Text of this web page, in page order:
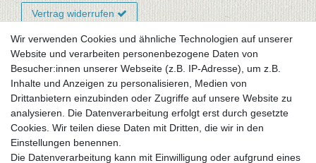
Vertrag widerrufen
Newsletter-Anmeldung
FAQ / Fragen
Mein Warenkorb
Mein Merkzettel
Mein Konto
UNSER LADENGESCHÄFT
Wir verwenden Cookies und ähnliche Technologien auf unserer
Website und verarbeiten personenbezogene Daten von
Besucher:innen unserer Webseite (z.B. IP-Adresse), um z.B.
Inhalte und Anzeigen zu personalisieren, Medien von
Drittanbietern einzubinden oder Zugriffe auf unsere Website zu
analysieren. Die Datenverarbeitung erfolgt erst durch gesetzte
Cookies. Wir teilen diese Daten mit Dritten, die wir in den
Einstellungen benennen.
Die Datenverarbeitung kann mit Einwilligung oder aufgrund eines